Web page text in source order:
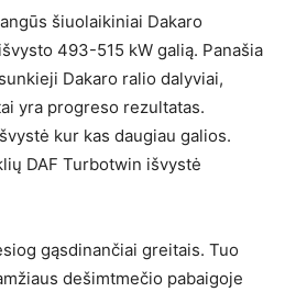
šiuolaikiniai Dakaro
493-515 kW galią. Panašia
Dakaro ralio dalyviai,
yra progreso rezultatas.
kur kas daugiau galios.
DAF Turbotwin išvystė
gąsdinančiai greitais. Tuo
dešimtmečio pabaigoje